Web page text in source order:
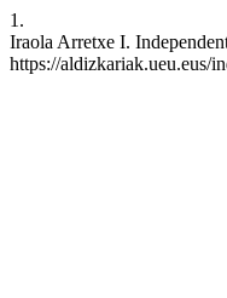
1.
Iraola Arretxe I.
https://aldizkariak.ueu.eus/